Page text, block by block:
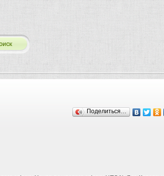
Поделиться…